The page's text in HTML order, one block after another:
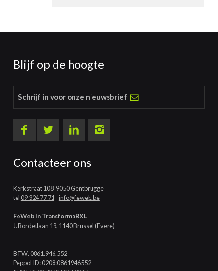
Blijf op de hoogte
Schrijf in voor onze nieuwsbrief
Contacteer ons
Kerkstraat 108, 9050 Gentbrugge
tel09 324 77 71 -info@feweb.be
FeWeb in TransformaBXL
J. Bordetlaan 13, 1140 Brussel (Evere)
BTW: 0861.946.552
Peppol ID: 0208:0861946552